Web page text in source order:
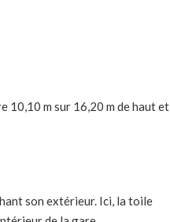
10,10 m sur 16,20 m de haut et
son extérieur. Ici, la toile